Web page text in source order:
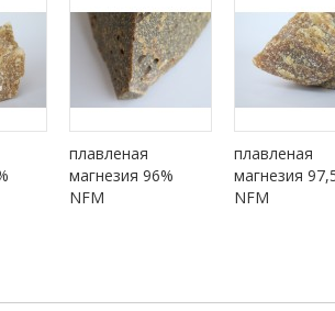
плавленая
магнезия 96%
NFM
плавленая
магнезия
NFM